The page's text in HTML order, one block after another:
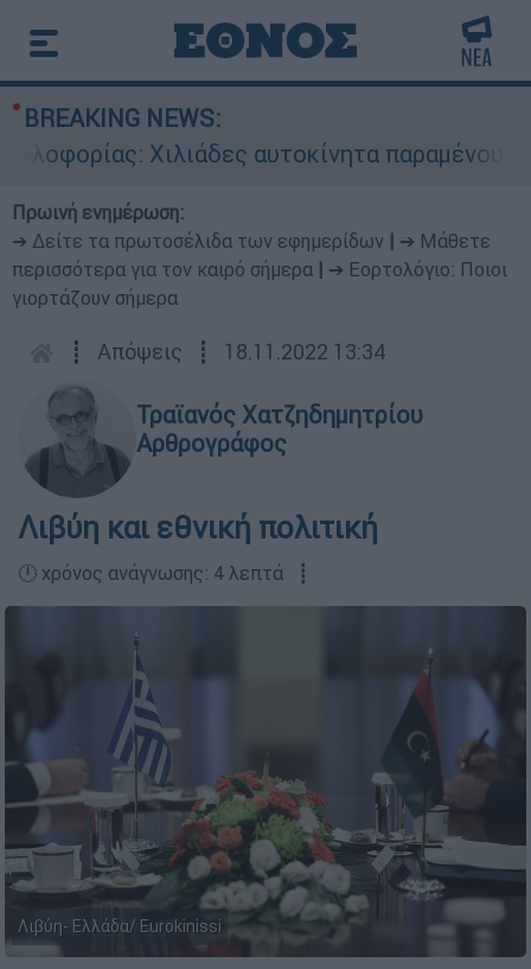
BREAKING NEWS:
Χιλιάδες αυτοκίνητα παραμένουν
Πρωινή ενημέρωση:
➔ Δείτε τα πρωτοσέλιδα των εφημερίδων
➔ Μάθετε
περισσότερα για τον καιρό σήμερα
➔ Εορτολόγιο: Ποιοι
γιορτάζουν σήμερα
┋ Απόψεις ┋ 18.11.2022 13:34
Τραϊανός Χατζηδημητρίου
Αρθρογράφος
Λιβύη και εθνική πολιτική
🕛 χρόνος ανάγνωσης: 4 λεπτά ┋
Λιβύη- Ελλάδα/ Eurokinissi